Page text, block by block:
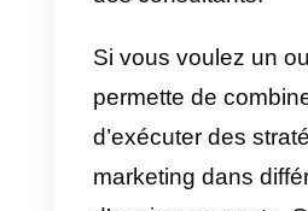
permet de
des appels à
application